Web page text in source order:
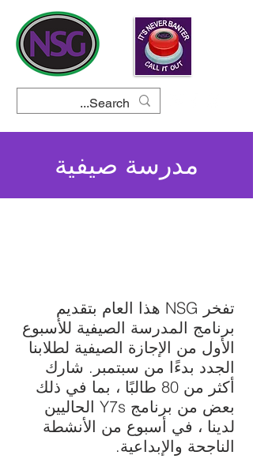
مدرسة صيفية
تفخر NSG هذا العام بتقديم
برنامج المدرسة الصيفية للأسبوع
الأول من الإجازة الصيفية لطلابنا
الجدد بدءًا من سبتمبر. شارك
أكثر من 80 طالبًا ، بما في ذلك
بعض من برنامج Y7s الحاليين
لدينا ، في أسبوع من الأنشطة
الناجحة والإبداعية.